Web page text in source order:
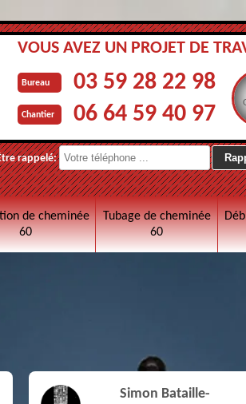
VOUS AVEZ UN PROJET DE
Bureau 03 59 28 22 98
Chantier 06 64 59 40 97
rappelé:
de cheminée
60
Tubage de cheminée
60
Simon Bataille-